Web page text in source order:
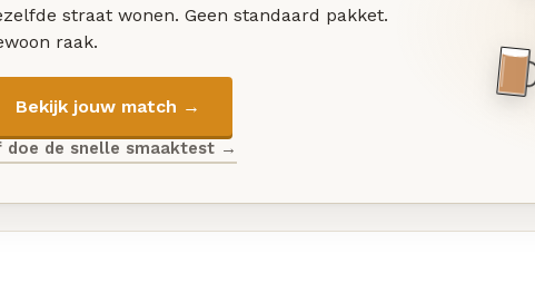
straat wonen. Geen standaard pakket.
raak.
Bekijk jouw match →
doe de snelle smaaktest →